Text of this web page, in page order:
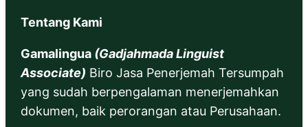
Tentang Kami
Gamalingua (Gadjahmada Linguist
Associate) Biro Jasa Penerjemah Tersumpah
yang sudah berpengalaman menerjemahkan
dokumen, baik perorangan atau Perusahaan.